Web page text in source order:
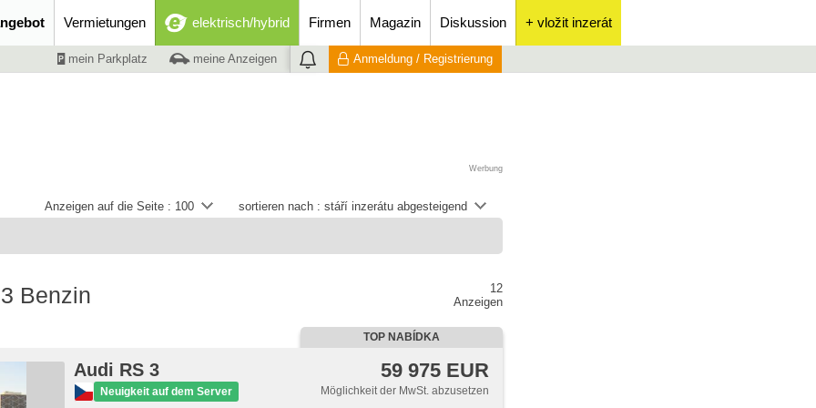
Vermietungen elektrisch/hybrid Firmen Magazin Diskussion + vložit inzerát
mein Parkplatz meine Anzeigen Anmeldung / Registrierung
Werbung
sortieren nach : stáří inzerátu abgesteigend
Anzeigen auf die Seite : 100
Benzin
12
Anzeigen
TOP NABÍDKA
Audi RS 3
Neuigkeit auf dem Server
59 975 EUR
Möglichkeit der MwSt. abzusetzen